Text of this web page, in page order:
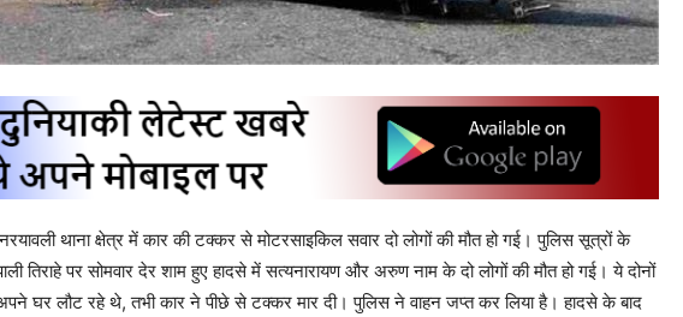
थाना क्षेत्र में कार की टक्कर से मोटरसाइकिल सवार दो लोगों की मौत हो गई। पुलिस सूत्रों के
तिराहे पर सोमवार देर शाम हुए हादसे में सत्यनारायण और अरुण नाम के दो लोगों की मौत हो गई। ये दोनों
घर लौट रहे थे, तभी कार ने पीछे से टक्कर मार दी। पुलिस ने वाहन जप्त कर लिया है। हादसे के बाद